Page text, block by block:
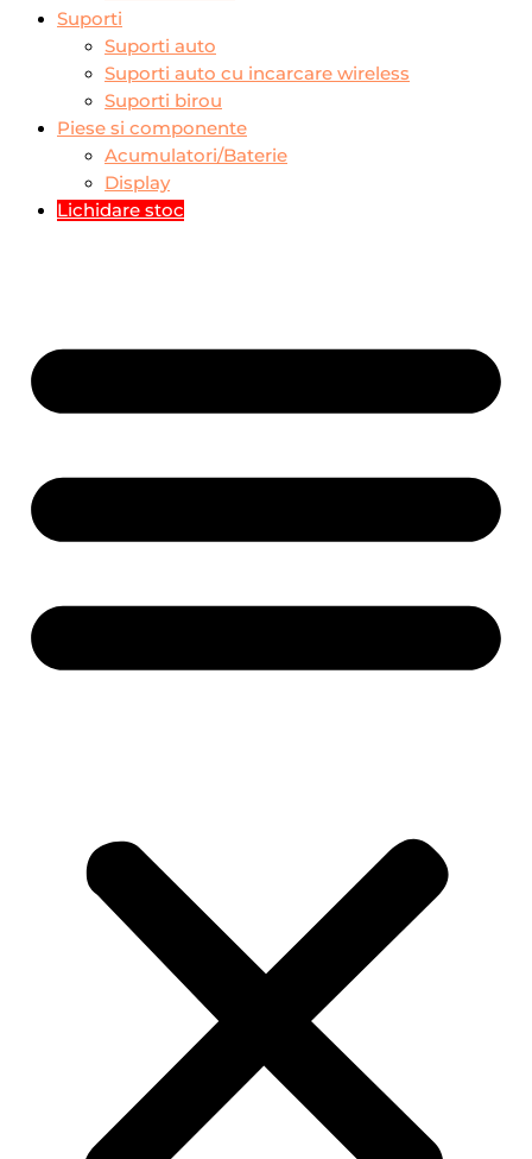
Suporti
Suporti auto
Suporti auto cu incarcare wireless
Suporti birou
Piese si componente
Acumulatori/Baterie
Display
Lichidare stoc